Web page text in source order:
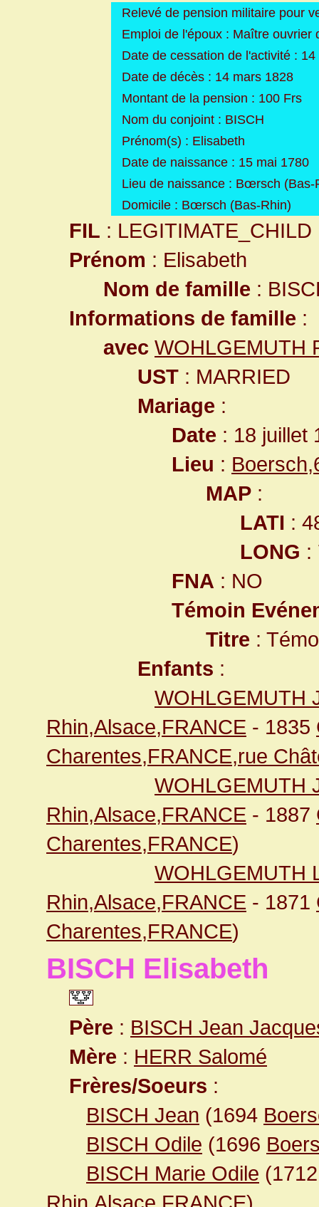
Relevé de pension militaire pour
Emploi de l'époux : Maître ouvrier
Date de cessation de l'activité :
Date de décès : 14 mars 1828
Montant de la pension : 100 Frs
Nom du conjoint : BISCH
Prénom(s) : Elisabeth
Date de naissance : 15 mai 1780
Lieu de naissance : Bœrsch (Bas-
Domicile : Bœrsch (Bas-Rhin)
FIL : LEGITIMATE_CHILD
Prénom : Elisabeth
Nom de famille :
Informations de famille :
avec WOHLGEMUTH
UST : MARRIED
Mariage :
Date : 18 juillet
Lieu :
MAP :
LATI :
LONG :
FNA : NO
Témoin
Titre :
Enfants :
WOHLGEMUTH
Rhin,Alsace,FRANCE - 1835
Charentes,FRANCE,rue
WOHLGEMUTH
Rhin,Alsace,FRANCE - 1887
Charentes,FRANCE)
WOHLGEMUTH
Rhin,Alsace,FRANCE - 1871
Charentes,FRANCE)
BISCH Elisabeth
Père : BISCH Jean
Mère : HERR Salomé
Frères/Soeurs :
BISCH Jean (1694
BISCH Odile (1696
BISCH Marie Odile